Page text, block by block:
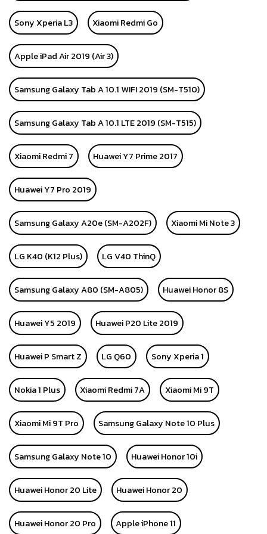
Sony Xperia L3 Xiaomi Redmi Go
Apple iPad Air 2019 (Air 3)
Samsung Galaxy Tab A 10.1 WIFI 2019 (SM-T510)
Samsung Galaxy Tab A 10.1 LTE 2019 (SM-T515)
Xiaomi Redmi 7 Huawei Y7 Prime 2017
Huawei Y7 Pro 2019
Samsung Galaxy A20e (SM-A202F) Xiaomi Mi Note 3
LG K40 (K12 Plus) LG V40 ThinQ
Samsung Galaxy A80 (SM-A805) Huawei Honor 8S
Huawei Y5 2019 Huawei P20 Lite 2019
Huawei P Smart Z LG Q60 Sony Xperia 1
Nokia 1 Plus Xiaomi Redmi 7A Xiaomi Mi 9T
Xiaomi Mi 9T Pro Samsung Galaxy Note 10 Plus
Samsung Galaxy Note 10 Huawei Honor 10i
Huawei Honor 20 Lite Huawei Honor 20
Huawei Honor 20 Pro Apple iPhone 11